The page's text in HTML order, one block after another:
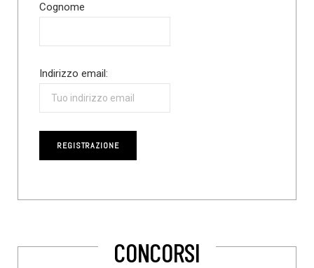
Cognome
Indirizzo email:
CONCORSI